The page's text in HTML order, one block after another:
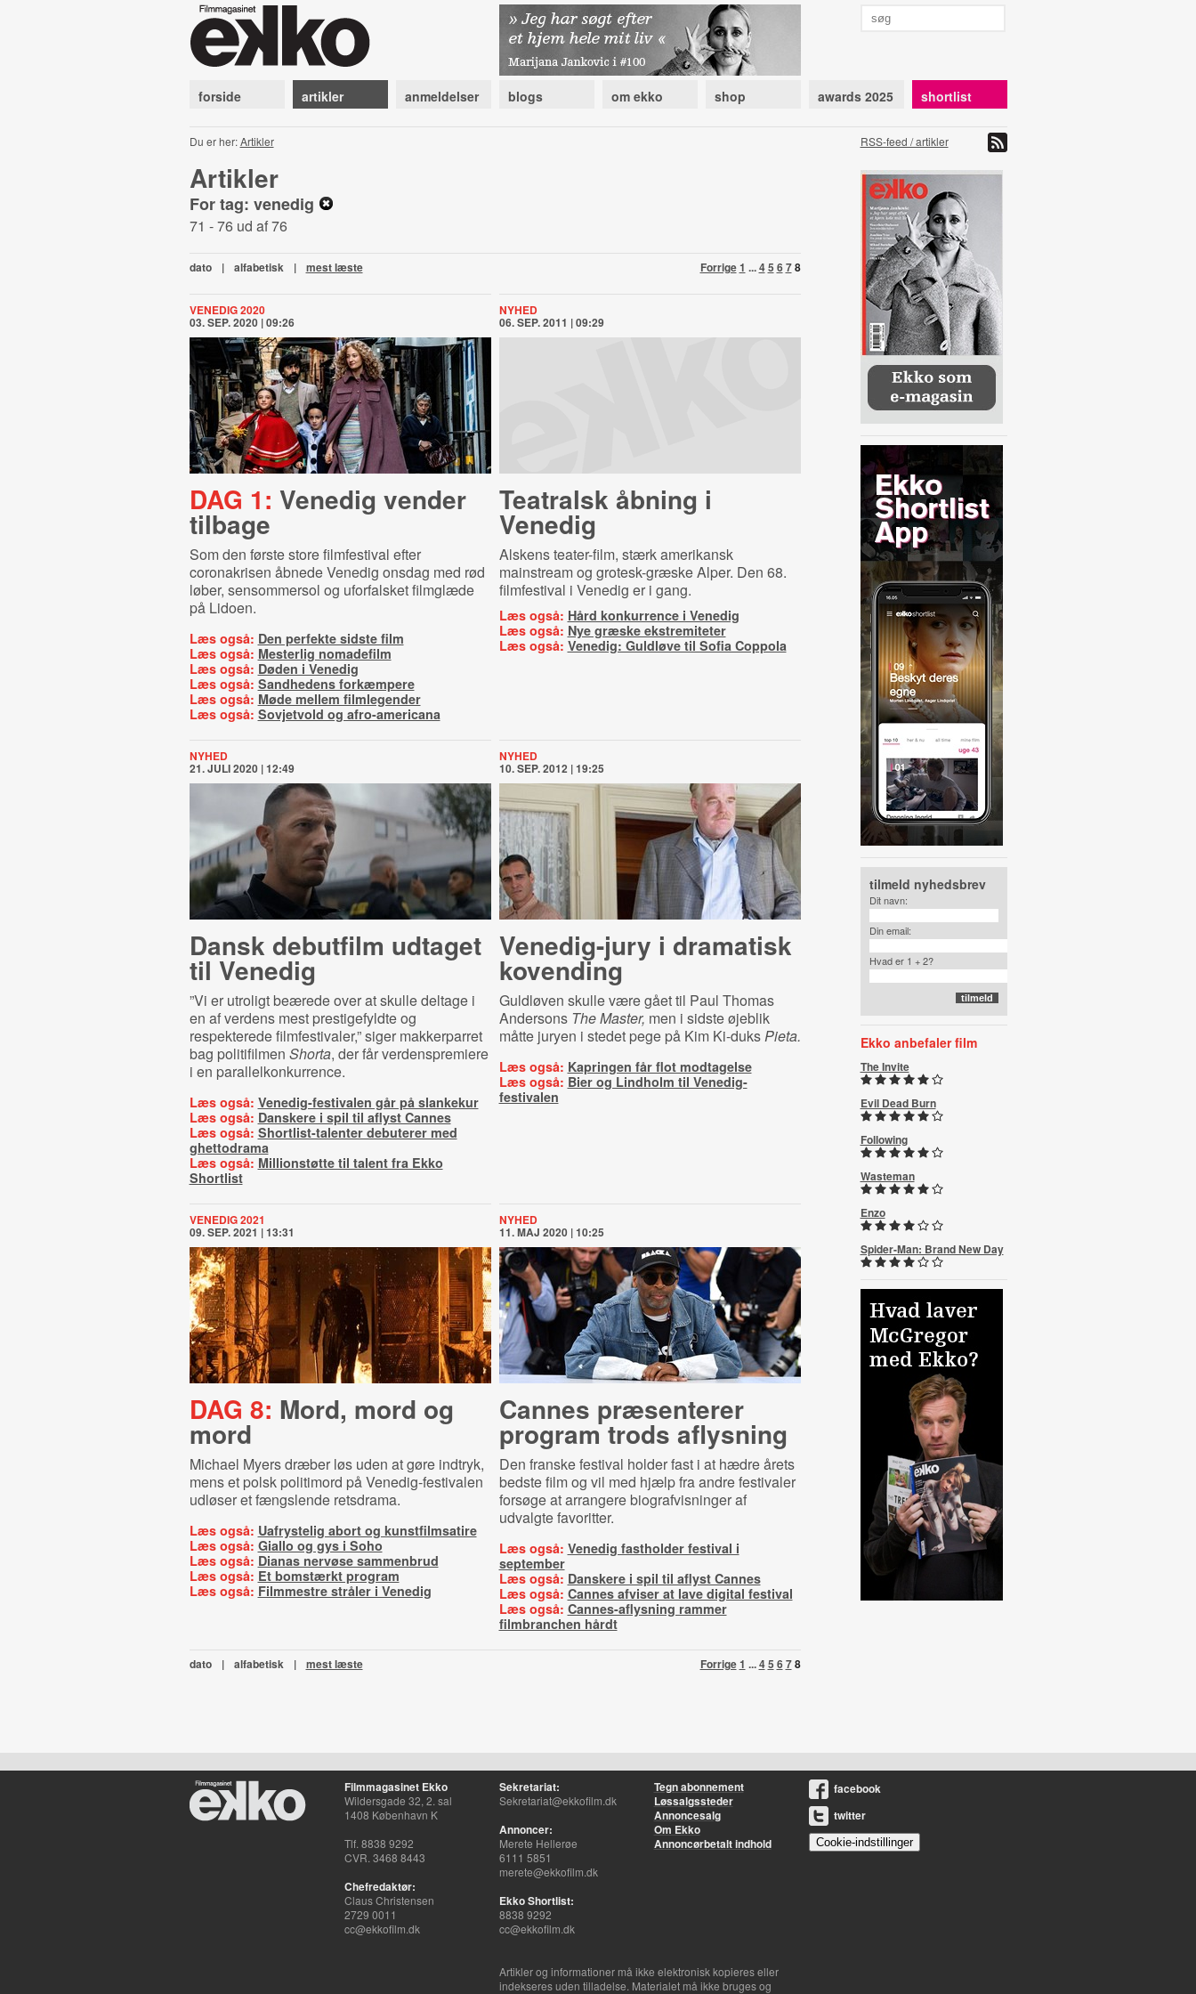
forside artikler anmeldelser blogs om ekko shop awards 2025 shortlist
Du er her:Artikler RSS-feed / artikler
Artikler
For tag: venedig
71 - 76 ud af 76
Forrige1 ...45 678
dato | alfabetisk | mest læste
VENEDIG 2020
03. SEP. 2020 | 09:26
DAG 1: Venedig vender
tilbage
Som den første store filmfestival efter
coronakrisen åbnede Venedig onsdag med rød
løber, sensommersol og uforfalsket filmglæde
på Lidoen.
Læs også: Den perfekte sidste film
Læs også: Mesterlig nomadefilm
Læs også: Døden i Venedig
Læs også: Sandhedens forkæmpere
Læs også: Møde mellem filmlegender
Læs også: Sovjetvold og afro-americana
NYHED
06. SEP. 2011 | 09:29
Teatralsk åbning i
Venedig
Alskens teater-film, stærk amerikansk
mainstream og grotesk-græske Alper. Den 68.
filmfestival i Venedig er i gang.
Læs også: Hård konkurrence i Venedig
Læs også: Nye græske ekstremiteter
Læs også: Venedig: Guldløve til Sofia Coppola
NYHED
21. JULI 2020 | 12:49
Dansk debutfilm udtaget
til Venedig
”Vi er utroligt beærede over at skulle deltage i
en af verdens mest prestigefyldte og
respekterede filmfestivaler,” siger makkerparret
bag politifilmen Shorta, der får verdenspremiere
i en parallelkonkurrence.
Læs også: Venedig-festivalen går på slankekur
Læs også: Danskere i spil til aflyst Cannes
Læs også: Shortlist-talenter debuterer med
ghettodrama
Læs også: Millionstøtte til talent fra Ekko
Shortlist
NYHED
10. SEP. 2012 | 19:25
Venedig-jury i dramatisk
kovending
Guldløven skulle være gået til Paul Thomas
Andersons The Master, men i sidste øjeblik
måtte juryen i stedet pege på Kim Ki-duksPieta.
Læs også: Kapringen får flot modtagelse
Læs også: Bier og Lindholm til Venedig-
festivalen
VENEDIG 2021
09. SEP. 2021 | 13:31
DAG 8: Mord, mord og
mord
Michael Myers dræber løs uden at gøre indtryk,
mens et polsk politimord på Venedig-festivalen
udløser et fængslende retsdrama.
Læs også: Uafrystelig abort og kunstfilmsatire
Læs også: Giallo og gys i Soho
Læs også: Dianas nervøse sammenbrud
Læs også: Et bomstærkt program
Læs også: Filmmestre stråler i Venedig
NYHED
11. MAJ 2020 | 10:25
Cannes præsenterer
program trods aflysning
Den franske festival holder fast i at hædre årets
bedste film og vil med hjælp fra andre festivaler
forsøge at arrangere biografvisninger af
udvalgte favoritter.
Læs også: Venedig fastholder festival i
september
Læs også: Danskere i spil til aflyst Cannes
Læs også: Cannes afviser at lave digital festival
Læs også: Cannes-aflysning rammer
filmbranchen hårdt
Forrige1 ...45 678
dato | alfabetisk | mest læste
tilmeld nyhedsbrev
Dit navn:
Din email:
Hvad er 1 + 2?
Ekko anbefaler film
The Invite
Evil Dead Burn
Following
Wasteman
Enzo
Spider-Man: Brand New Day
Filmmagasinet Ekko
Wildersgade 32, 2. sal
1408 København K
Tlf. 8838 9292
CVR. 3468 8443
Chefredaktør:
Claus Christensen
2729 0011
cc@ekkofilm.dk
Sekretariat:
Sekretariat@ekkofilm.dk
Annoncer:
Merete Hellerøe
6111 5851
merete@ekkofilm.dk
Ekko Shortlist:
8838 9292
cc@ekkofilm.dk
Tegn abonnement
Løssalgssteder
Annoncesalg
Om Ekko
Annoncørbetalt indhold
facebook
twitter
Cookie-indstillinger
Artikler og informationer må ikke elektronisk kopieres eller
indekseres uden tilladelse. Materialet må ikke bruges og